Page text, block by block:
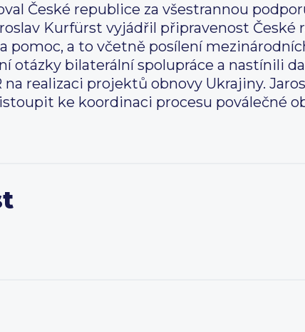
České republice za všestrannou
Kurfürst vyjádřil připravenost
pomoc, a to včetně posílení
otázky bilaterální spolupráce a nastínili
na realizaci projektů obnovy Ukrajiny.
ke koordinaci procesu poválečné